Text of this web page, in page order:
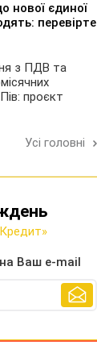
нової єдиної
перевірте
з ПДВ та
проєкт
Усі головні
Ваш e-mail